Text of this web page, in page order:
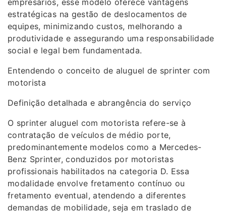
empresários, esse modelo oferece vantagens
estratégicas na gestão de deslocamentos de
equipes, minimizando custos, melhorando a
produtividade e assegurando uma responsabilidade
social e legal bem fundamentada.
Entendendo o conceito de aluguel de sprinter com
motorista
Definição detalhada e abrangência do serviço
O sprinter aluguel com motorista refere-se à
contratação de veículos de médio porte,
predominantemente modelos como a Mercedes-
Benz Sprinter, conduzidos por motoristas
profissionais habilitados na categoria D. Essa
modalidade envolve fretamento contínuo ou
fretamento eventual, atendendo a diferentes
demandas de mobilidade, seja em traslado de